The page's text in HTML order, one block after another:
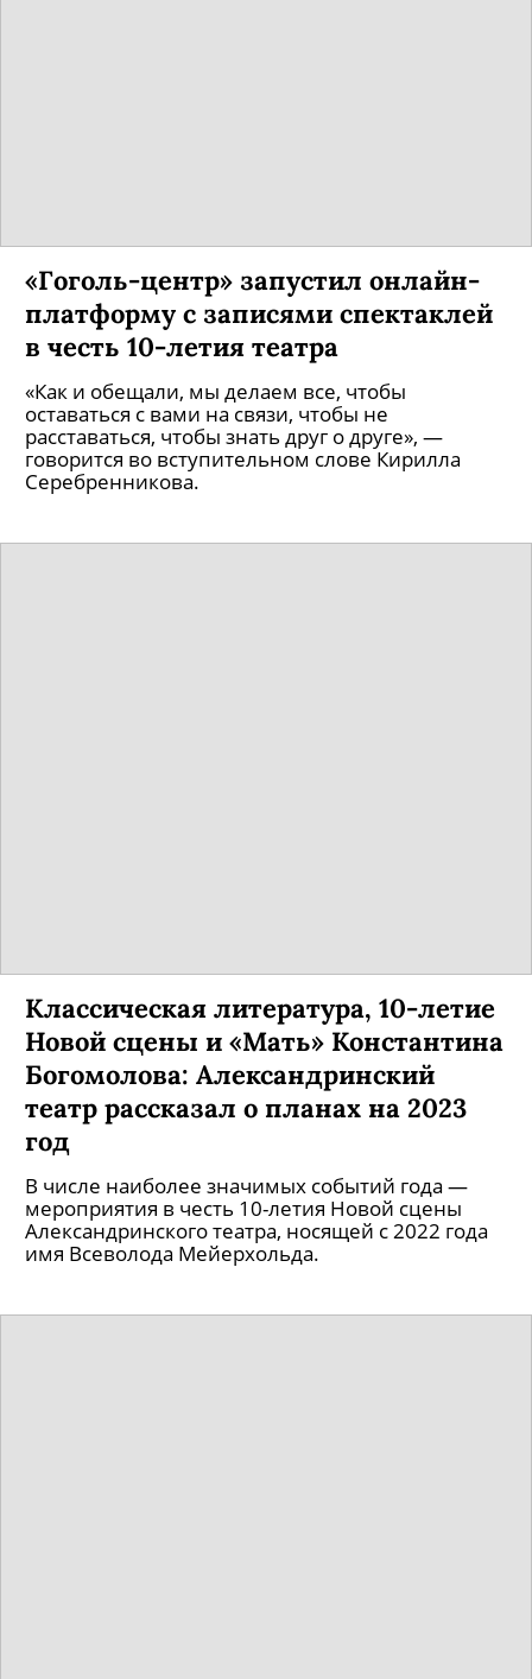
«Гоголь-центр» запустил онлайн-
платформу с записями спектаклей
в честь 10-летия театра
«Как и обещали, мы делаем все, чтобы
оставаться с вами на связи, чтобы не
расставаться, чтобы знать друг о друге», —
говорится во вступительном слове Кирилла
Серебренникова.
Классическая литература, 10-летие
Новой сцены и «Мать» Константина
Богомолова: Александринский
театр рассказал о планах на 2023
год
В числе наиболее значимых событий года —
мероприятия в честь 10-летия Новой сцены
Александринского театра, носящей с 2022 года
имя Всеволода Мейерхольда.